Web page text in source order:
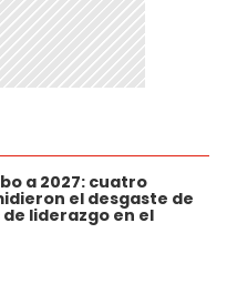
a 2027: cuatro
el desgaste de
de liderazgo en el